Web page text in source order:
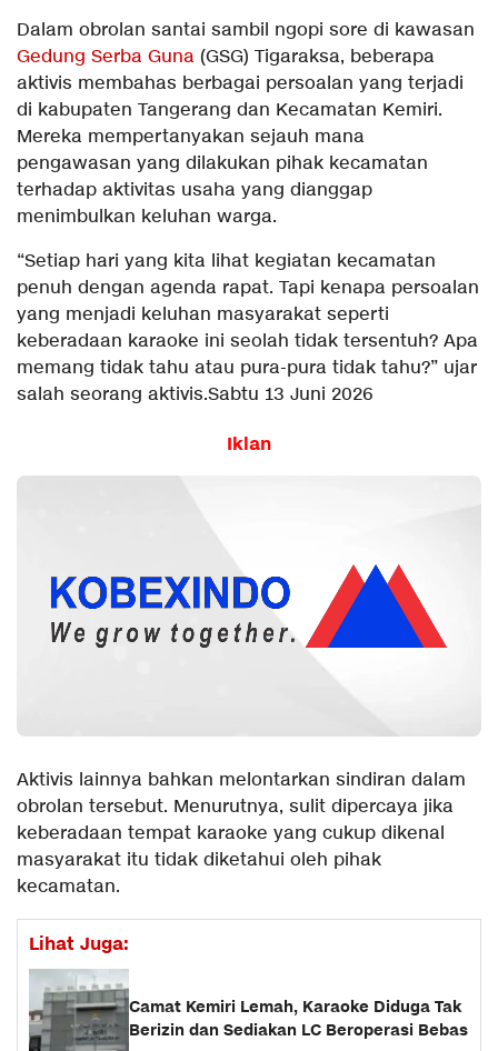
Dalam obrolan santai sambil ngopi sore di kawasan
Gedung Serba Guna (GSG) Tigaraksa, beberapa
aktivis membahas berbagai persoalan yang terjadi
di kabupaten Tangerang dan Kecamatan Kemiri.
Mereka mempertanyakan sejauh mana
pengawasan yang dilakukan pihak kecamatan
terhadap aktivitas usaha yang dianggap
menimbulkan keluhan warga.
“Setiap hari yang kita lihat kegiatan kecamatan
penuh dengan agenda rapat. Tapi kenapa persoalan
yang menjadi keluhan masyarakat seperti
keberadaan karaoke ini seolah tidak tersentuh? Apa
memang tidak tahu atau pura-pura tidak tahu?” ujar
salah seorang aktivis.Sabtu 13 Juni 2026
Iklan
Aktivis lainnya bahkan melontarkan sindiran dalam
obrolan tersebut. Menurutnya, sulit dipercaya jika
keberadaan tempat karaoke yang cukup dikenal
masyarakat itu tidak diketahui oleh pihak
kecamatan.
Lihat Juga:
Camat Kemiri Lemah, Karaoke Diduga Tak
Berizin dan Sediakan LC Beroperasi Bebas